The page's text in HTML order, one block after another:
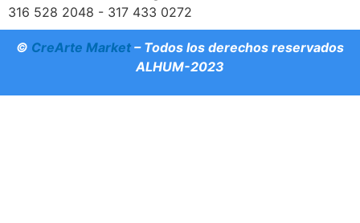
316 528 2048 - 317 433 0272
© CreArte Market – Todos los derechos reservados
ALHUM-2023